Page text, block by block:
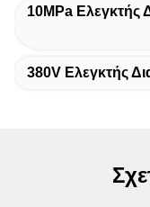
10MPa
380V Ελεγκτής